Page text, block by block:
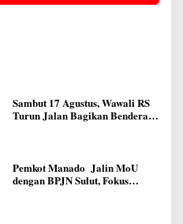
Sambut 17 Agustus, Wawali RS
Turun Jalan Bagikan Bendera
Pemkot Manado Jalin MoU
dengan BPJN Sulut, Fokus